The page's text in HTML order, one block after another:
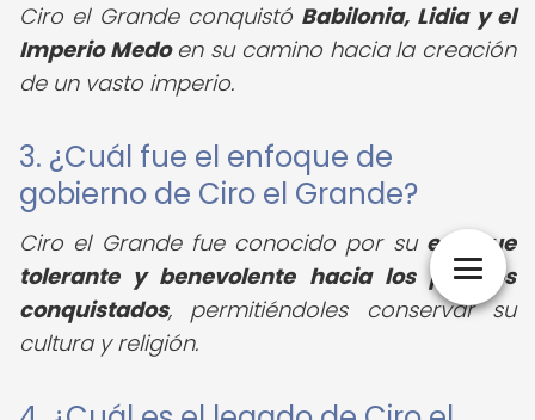
Ciro el Grande conquistó Babilonia, Lidia y el
Imperio Medoen su camino hacia la creación
de un vasto imperio.
3. ¿Cuál fue el enfoque de
gobierno de Ciro el Grande?
Ciro el Grande fue conocido por su enfoque
tolerante y benevolente hacia los pueblos
conquistados, permitiéndoles conservar su
cultura y religión.